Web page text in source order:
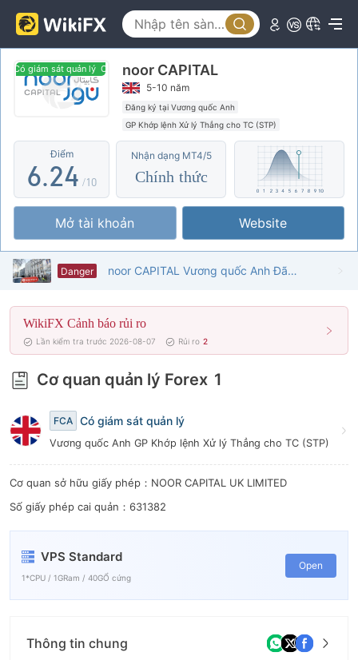
Có giám sát quản lý Có giám sát quản lý
noor CAPITAL
5-10 năm
Đăng ký tại Vương quốc Anh
GP Khớp lệnh Xử lý Thẳng cho TC (STP)
MT4 Chính thức
Nghiệp vụ quốc tế
Nguy cơ rủi ro cao
Điểm
1
2
3
5
6
7
8
9
.
0
1
2
3
4
5
6
7
8
0
1
2
3
4
5
6
7
8
9
/10
Nhận dạng MT4/5
Chính thức
Mở tài khoản Website
Danger noor CAPITAL Vương quốc Anh Đã xác minh: Không tìm thấy sự hiện diện thực tế
WikiFX Cảnh báo rủi ro
Lần kiểm tra trước 2026-08-07 Rủi ro 2
Cơ quan quản lý Forex 1
FCA Có giám sát quản lý
Vương quốc Anh GP Khớp lệnh Xử lý Thẳng cho TC (STP)
Cơ quan sở hữu giấy phép：NOOR CAPITAL UK LIMITED
Số giấy phép cai quản：631382
VPS Standard
1*CPU / 1GRam / 40GỔ cứng
Open
Thông tin chung